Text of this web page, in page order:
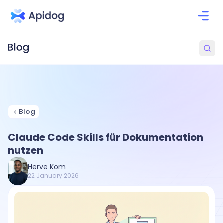
Blog
Claude Code Skills für Dokumentation
nutzen
Herve Kom
22 January 2026